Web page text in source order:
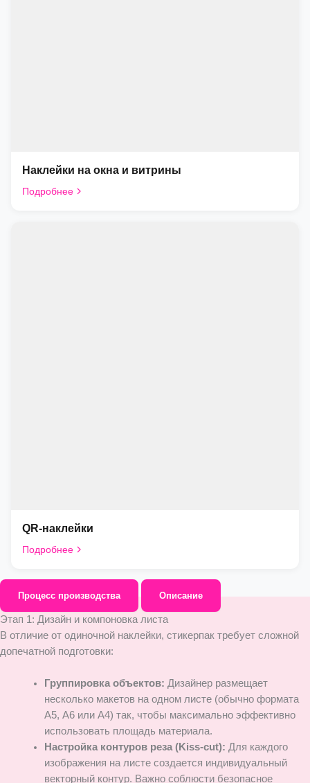
Наклейки на окна и витрины
Подробнее
QR-наклейки
Подробнее
Процесс производства Описание
Этап 1: Дизайн и компоновка листа
В отличие от одиночной наклейки, стикерпак требует сложной
допечатной подготовки:
Группировка объектов: Дизайнер размещает
несколько макетов на одном листе (обычно формата
А5, А6 или А4) так, чтобы максимально эффективно
использовать площадь материала.
Настройка контуров реза (Kiss-cut): Для каждого
изображения на листе создается индивидуальный
векторный контур. Важно соблюсти безопасное